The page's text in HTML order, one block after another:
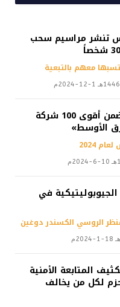
تنشر مراسيم سحب
معهم بالتبعية
7 بنوك كويتية ضمن أقوى 100 شركة
الأوسط»
2024
في
الروسي الكسندر دوغين
المتابعة الأمنية
لكل من يخالف